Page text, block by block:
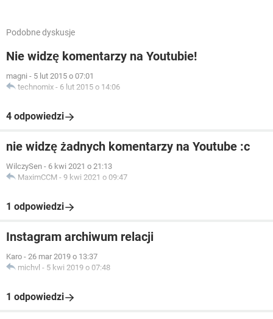
Podobne dyskusje
Nie widzę komentarzy na Youtubie!
magni - 5 lut 2015 o 07:01
technomix - 6 lut 2015 o 14:06
4 odpowiedzi
nie widzę żadnych komentarzy na Youtube :c
WilczySen - 6 kwi 2021 o 21:13
MaximCCM - 9 kwi 2021 o 09:47
1 odpowiedzi
Instagram archiwum relacji
Karo - 26 mar 2019 o 13:37
michvl - 5 kwi 2019 o 07:48
1 odpowiedzi